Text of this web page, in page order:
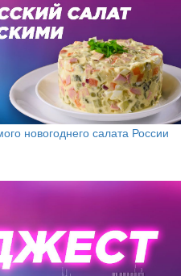
новогоднего салата России